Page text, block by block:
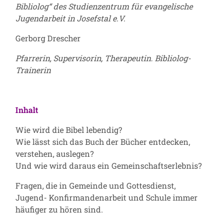
Bibliolog“ desStudienzentrum für evangelische
Jugendarbeit in Josefstale.V.
Gerborg Drescher
Pfarrerin, Supervisorin, Therapeutin. Bibliolog-
Trainerin
Inhalt
Wie wird die Bibel lebendig?
Wie lässt sich das Buch der Bücher entdecken,
verstehen, auslegen?
Und wie wird daraus ein Gemeinschaftserlebnis?
Fragen, die in Gemeinde und Gottesdienst,
Jugend- Konfirmandenarbeit und Schule immer
häufiger zu hören sind.